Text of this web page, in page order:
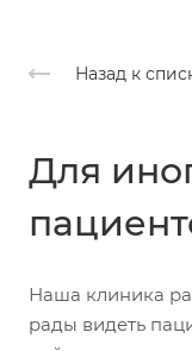
Назад к
Для
Наша клиника
рады видеть